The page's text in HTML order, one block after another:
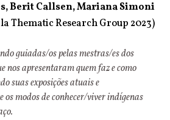
Berit Callsen, Mariana Simoni
Thematic Research Group 2023)
guiadas/os pelas mestras/es dos
nos apresentaram quem faz e como
suas exposições atuais e
os modos deconhecer/viver indígenas